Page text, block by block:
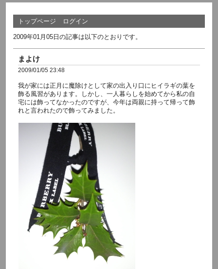
トップページ ログイン
2009年01月05日の記事は以下のとおりです。
まよけ
2009/01/05 23:48
我が家には正月に魔除けとして家の出入り口にヒイラギの葉を
飾る風習があります。しかし、一人暮らしを始めてから私の自
宅には飾ってなかったのですが、今年は両親に持って帰って飾
れと言われたので飾ってみました。